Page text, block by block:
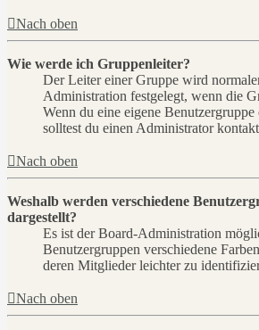
Nach oben
Wie werde ich Gruppenleiter?
Der Leiter einer Gruppe wird
Administration festgelegt, wenn die
Wenn du eine eigene Benutzergruppe
solltest du einen Administrator
Nach oben
Weshalb werden verschiedene
dargestellt?
Es ist der Board-Administration
Benutzergruppen verschiedene
deren Mitglieder leichter zu
Nach oben